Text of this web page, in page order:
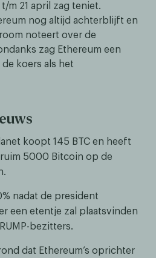
m 21 april zag teniet.
nog altijd achterblijft en
noteert over de
zag Ethereum een
koers als het
koopt 145 BTC en heeft
5000 Bitcoin op de
nadat de president
een etentje zal plaatsvinden
bezitters.
dat Ethereum’s oprichter